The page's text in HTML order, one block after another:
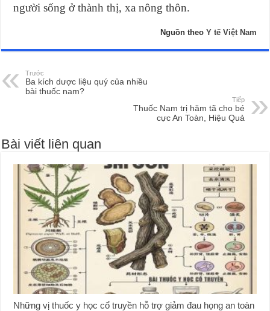
người sống ở thành thị, xa nông thôn.
Nguồn theo Y tế Việt Nam
Trước
Ba kích dược liệu quý của nhiều
bài thuốc nam?
Tiếp
Thuốc Nam trị hăm tã cho bé
cực An Toàn, Hiệu Quả
Bài viết liên quan
Những vị thuốc y học cổ truyền hỗ trợ giảm đau họng an toàn